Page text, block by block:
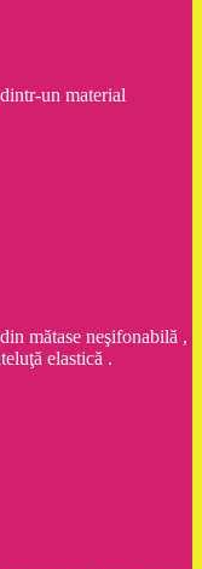
un material
mătase neşifonabilă ,
elastică .